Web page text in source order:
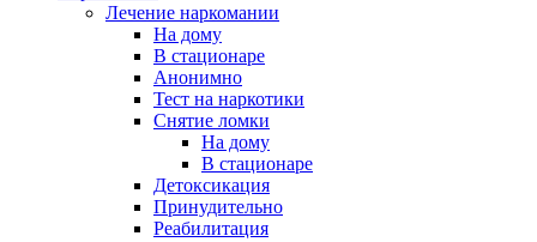
Лечение наркомании
На дому
В стационаре
Анонимно
Тест на наркотики
Снятие ломки
На дому
В стационаре
Детоксикация
Принудительно
Реабилитация